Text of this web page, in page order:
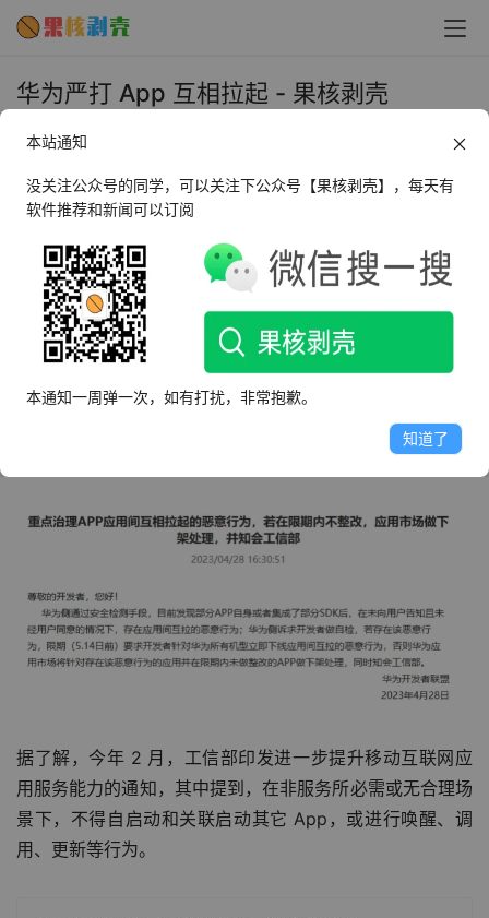
华为严打 App 互相拉起 - 果核剥壳
2023年5月8日 下午4:38
5 月 8 日消息，据博主 @鹏鹏君驾到 消息，华为近日通知
开发者，要求对应用程序进行自检，发现存在未经用户同意
“应用间互拉”的恶意行为必须下线，否则将做下架处理并且
知会有关部门。
华为称，若存在该恶意行为，限期 (5.14 日前) 要求开发者
针对华为所有机型立即下线应用间互拉的恶意行为，否则华
为应用市场将针对存在该恶意行为的应用并在限期内未做整
据了解，今年 2 月，工信部印发进一步提升移动互联网应
用服务能力的通知，其中提到，在非服务所必需或无合理场
景下，不得自启动和关联启动其它 App，或进行唤醒、调
用、更新等行为。
本站通知
没关注公众号的同学，可以关注下公众号【果核剥壳】，每天有
软件推荐和新闻可以订阅
本通知一周弹一次，如有打扰，非常抱歉。
知道了